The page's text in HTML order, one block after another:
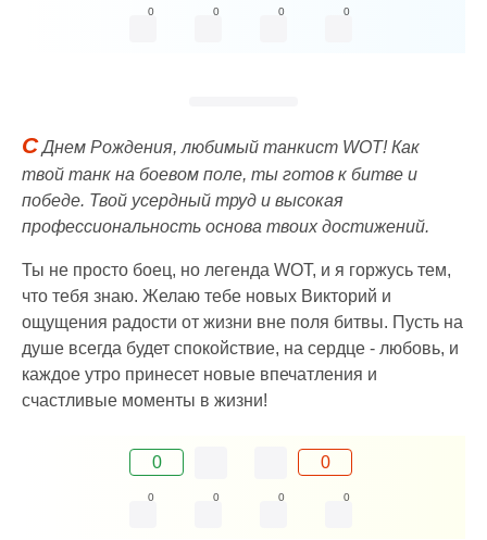
0 0 0 0
СДнем Рождения, любимый танкист WOT! Как
твой танк на боевом поле, ты готов к битве и
победе. Твой усердный труд и высокая
профессиональность основа твоих достижений.
Ты не просто боец, но легенда WOT, и я горжусь тем,
что тебя знаю. Желаю тебе новых Викторий и
ощущения радости от жизни вне поля битвы. Пусть на
душе всегда будет спокойствие, на сердце - любовь, и
каждое утро принесет новые впечатления и
счастливые моменты в жизни!
0 0
0 0 0 0